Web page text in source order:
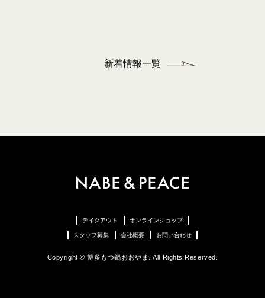
新着情報一覧
テイクアウト オンラインショップ
スタッフ募集 会社概要 お問い合わせ
Copyright © 博多もつ鍋おおやま. All Rights Reserved.